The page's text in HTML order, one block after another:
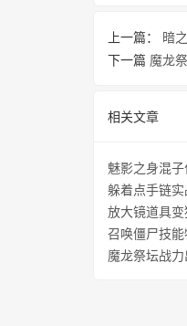
上一篇： 暗
下一篇 魔龙
相关文章
魅影之身混
躲着点手链
放大镜道具‌
召唤僵尸技
魔龙祭坛战